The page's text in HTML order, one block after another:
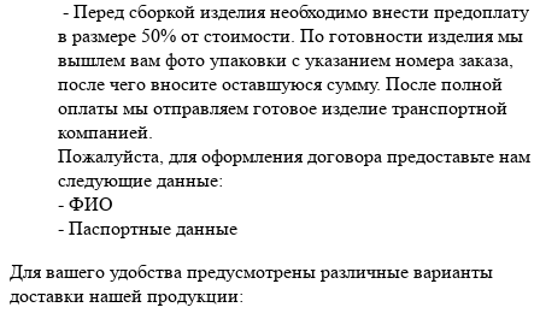
- Перед сборкой изделия необходимо внести предоплату
в размере 50% от стоимости. По готовности изделия мы
вышлем вам фото упаковки с указанием номера заказа,
после чего вносите оставшуюся сумму. После полной
оплаты мы отправляем готовое изделие транспортной
компанией.
Пожалуйста, для оформления договора предоставьте нам
следующие данные:
- ФИО
- Паспортные данные
Для вашего удобства предусмотрены различные варианты
доставки нашей продукции: